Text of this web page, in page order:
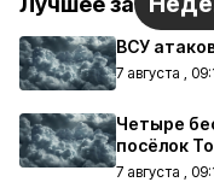
ВСУ
7 августа ,
Четыре
посёлок
7 августа ,